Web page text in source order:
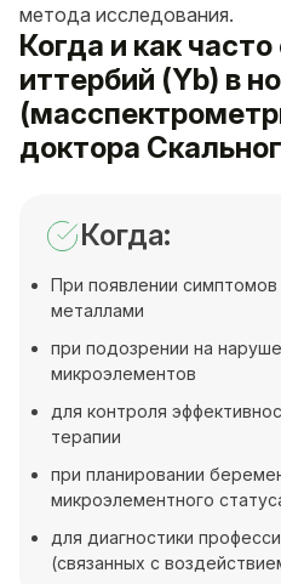
метода исследования.
Когда и как
иттербий (Yb) в
доктора
Когда:
При появлении
металлами
при подозрении на
микроэлементов
для контроля
терапии
при планировании
микроэлементного
для диагностики
(связанных с